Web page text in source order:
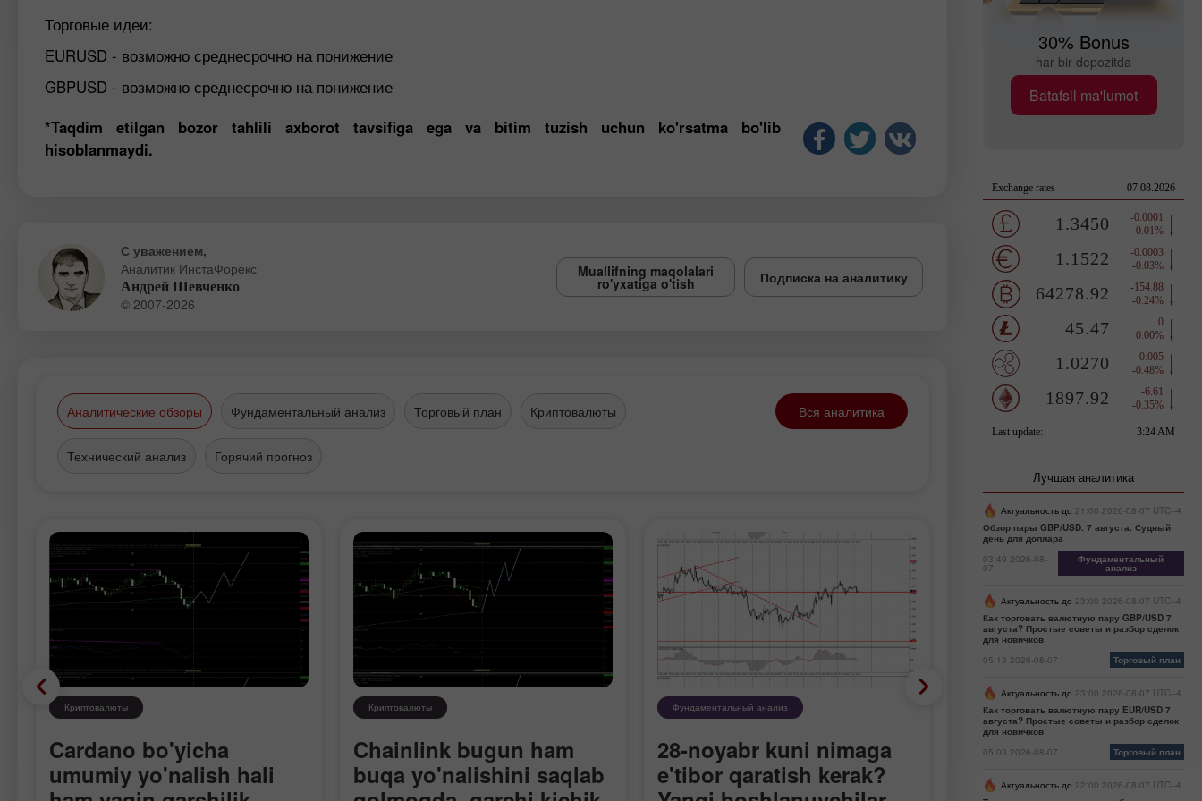
Торговые идеи:
EURUSD - возможно среднесрочно на понижение
GBPUSD - возможно среднесрочно на понижение
*Taqdim etilgan bozor tahlili axborot tavsifiga ega va bitim tuzish uchun ko'rsatma bo'lib
hisoblanmaydi.
С уважением,
Аналитик ИнстаФорекс
Андрей Шевченко
© 2007-2026
Muallifning maqolalari
ro'yxatiga o'tish Подписка на аналитику
Аналитические обзоры Фундаментальный анализ Торговый план Криптовалюты
Технический анализ Горячий прогноз
Вся аналитика
Криптовалюты
Cardano bo'yicha
umumiy yo'nalish hali
Криптовалюты
Chainlink bugun ham
buqa yo'nalishini saqlab
Фундаментальный анализ
28-noyabr kuni nimaga
e'tibor qaratish kerak?
Торговый план
GBP/USD juftligi bilan
qanday savdo qilish
30% Bonus
har bir depozitda
Batafsil ma'lumot
Лучшая аналитика
Актуальность до 21:00 2026-08-07 UTC--4
Обзор пары GBP/USD. 7 августа. Судный
день для доллара
03:49 2026-08-
07
Фундаментальный
анализ
Актуальность до 23:00 2026-08-07 UTC--4
Как торговать валютную пару GBP/USD 7
августа? Простые советы и разбор сделок
для новичков
05:13 2026-08-07
Торговый план
Актуальность до 23:00 2026-08-07 UTC--4
Как торговать валютную пару EUR/USD 7
августа? Простые советы и разбор сделок
для новичков
05:03 2026-08-07
Торговый план
Актуальность до 22:00 2026-08-07 UTC--4